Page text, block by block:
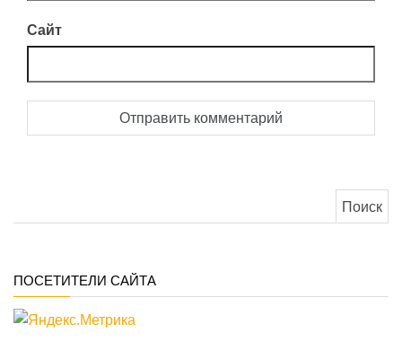
Сайт
ПОСЕТИТЕЛИ САЙТА